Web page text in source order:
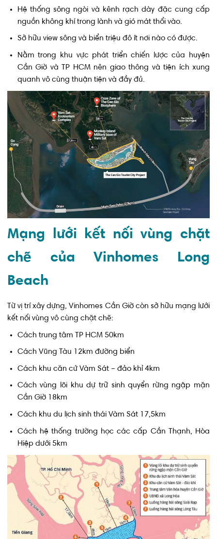
nguồn không khí trong lành và gió mát thổi vào.
Sở hữu view sông và biển triệu đô ít nơi nào có được.
Nằm trong khu vực phát triển chiến lược của huyện
Cần Giờ và TP HCM nên giao thông và tiện ích xung
quanh vô cùng thuận tiện và đầy đủ.
Mạng lưới kết nối vùng chặt
chẽ của Vinhomes Long
kết nối vùng vô cùng chặt chẽ:
Cách trung tâm TP HCM 50km
Cách Vũng Tàu 12km đường biển
Cách khu căn cứ Vàm Sát – đảo khỉ 4km
Cách vùng lõi khu dự trữ sinh quyển rừng ngập mặn
Cần Giờ 18km
Cách khu du lịch sinh thái Vàm Sát 17,5km
Cách hệ thống trường học các cấp Cần Thạnh, Hòa
Hiệp dưới 5km